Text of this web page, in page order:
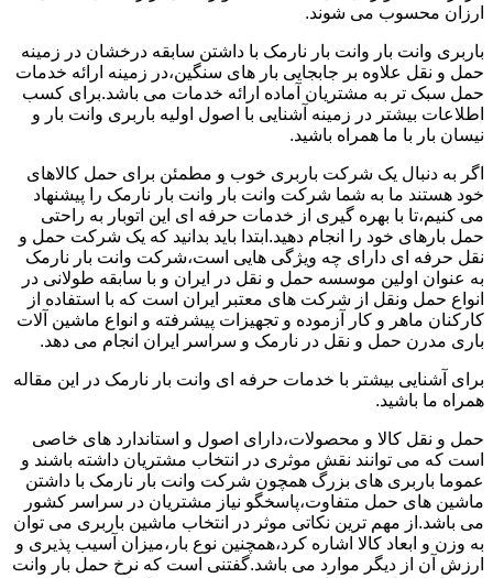
ارزان محسوب می شوند.
باربری وانت بار وانت بار نارمک با داشتن سابقه درخشان در زمینه
حمل و نقل علاوه بر جابجایی بار های سنگین،در زمینه ارائه خدمات
حمل سبک تر به مشتریان آماده ارائه خدمات می باشد.برای کسب
اطلاعات بیشتر در زمینه آشنایی با اصول اولیه باربری وانت بار و
نیسان بار با ما همراه باشید.
اگر به دنبال یک شرکت باربری خوب و مطمئن برای حمل کالاهای
خود هستند ما به شما شرکت وانت بار وانت بار نارمک را پیشنهاد
می کنیم،تا با بهره گیری از خدمات حرفه ای این اتوبار به راحتی
حمل بارهای خود را انجام دهید.ابتدا باید بدانید که یک شرکت حمل و
نقل حرفه ای دارای چه ویژگی هایی است،شرکت وانت بار نارمک
به عنوان اولین موسسه حمل و نقل در ایران و با سابقه طولانی در
انواع حمل ونقل از شرکت های معتبر ایران است که با استفاده از
کارکنان ماهر و کار آزموده و تجهیزات پیشرفته و انواع ماشین آلات
باری مدرن حمل و نقل در نارمک و سراسر ایران انجام می دهد.
برای آشنایی بیشتر با خدمات حرفه ای وانت بار نارمک در این مقاله
همراه ما باشید.
حمل و نقل کالا و محصولات،دارای اصول و استاندارد های خاصی
است که می توانند نقش موثری در انتخاب مشتریان داشته باشند و
عموما باربری های بزرگ همچون شرکت وانت بار نارمک با داشتن
ماشین های حمل متفاوت،پاسخگو نیاز مشتریان در سراسر کشور
می باشد.از مهم ترین نکاتی موثر در انتخاب ماشین باربری می توان
به وزن و ابعاد کالا اشاره کرد،همچنین نوع بار،میزان آسیب پذیری و
ارزش آن از دیگر موارد می باشد.گفتنی است که نرخ حمل بار وانت